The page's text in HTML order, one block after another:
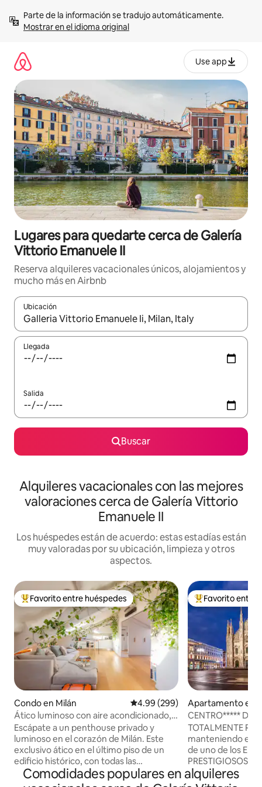
contenidoMostrar en el idioma original
Use app
Lugares para quedarte cerca de Galería
Vittorio Emanuele II
Reserva alquileres vacacionales únicos, alojamientos y
mucho más en Airbnb
Ubicación
Cuando los resultados estén disponibles, navega con las
Llegada
Salida
Buscar
Alquileres vacacionales con las mejores
valoraciones cerca de Galería Vittorio
Emanuele II
Los huéspedes están de acuerdo: estas estadías están
muy valoradas por su ubicación, limpieza y otros
aspectos.
Favorito entre huéspedes preferido
Favorito entre huéspedes
Condo en Milán Calificación promedio: 4.99 de
4.99 (299)
Ático luminoso con aire acondicionado,
céntrico y tranquilo
Escápate a un penthouse privado y
luminoso en el corazón de Milán. Este
exclusivo ático en el último piso de un
edificio histórico, con todas las
comodidades modernas, ofrece un
tranquilo refugio para dos en el corazón
Favorito entre
Favorito entre
Apartamento en
CENTRO*****
>REAL
TOTALMENTE
manteniendo el
de uno de los
PRESTIGIOSOS
DUOMO a solo
a medida del MÁS
Comodidades populares en alquileres